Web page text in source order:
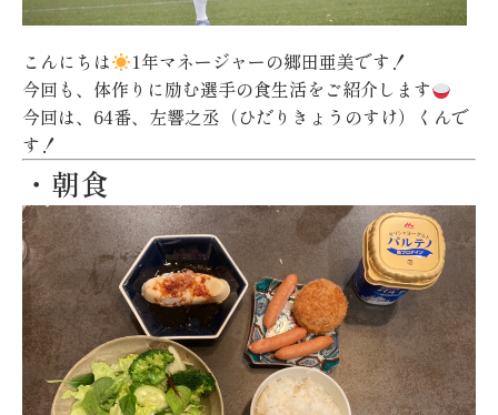
こんにちは
1年マネージャーの郷田亜美です！
今回も、体作りに励む選手の食生活をご紹介します
今回は、64番、左響之丞（ひだりきょうのすけ）くんで
す！
・朝食